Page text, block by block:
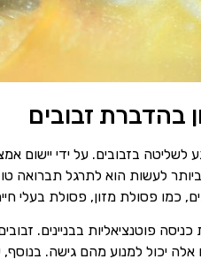
בהדברת זבובים
בזבובים. על ידי יישום
לעשות הוא לתרגל תברואה
כמו פסולת מזון, פסולת בעלי
פוטנציאליות בבניינים.
יכול למנוע מהם גישה.